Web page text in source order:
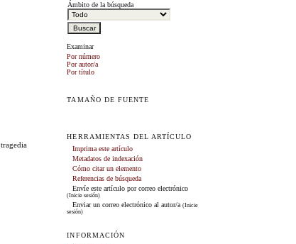
Ámbito de la búsqueda
Examinar
Por número
Por autor/a
Por título
TAMAÑO DE FUENTE
HERRAMIENTAS DEL ARTÍCULO
Imprima este artículo
Metadatos de indexación
Cómo citar un elemento
Referencias de búsqueda
Envíe este artículo por correo electrónico
(Inicie sesión)
Enviar un correo electrónico al autor/a(Inicie
sesión)
INFORMACIÓN